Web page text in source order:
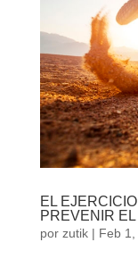
EL
PREVENIR
por zutik| Feb 1,